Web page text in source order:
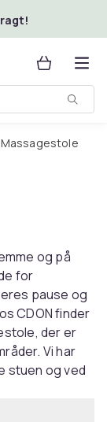
Massagestole
og på
for
pause og
CDON finder
der er
Vi har
stuen og ved